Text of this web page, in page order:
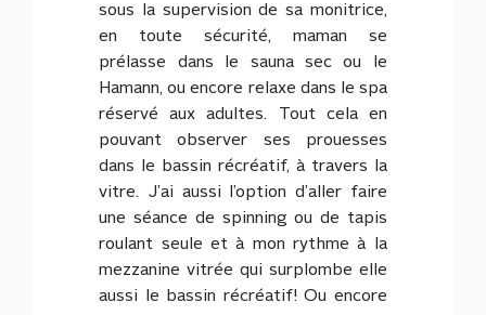
sous la supervision de sa monitrice,
en toute sécurité, maman se
prélasse dans le sauna sec ou le
Hamann, ou encore relaxe dans le spa
réservé aux adultes. Tout cela en
pouvant observer ses prouesses
dans le bassin récréatif, à travers la
vitre. J’ai aussi l’option d’aller faire
une séance de spinning ou de tapis
roulant seule et à mon rythme à la
mezzanine vitrée qui surplombe elle
aussi le bassin récréatif! Ou encore